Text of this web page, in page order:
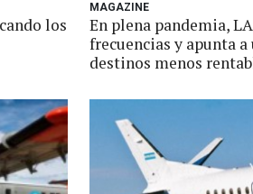
los
MAGAZINE
En plena pandemia,
frecuencias y apunta
destinos menos